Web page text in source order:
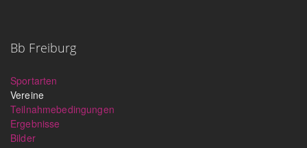
Bb Freiburg
Sportarten
Vereine
Teilnahmebedingungen
Ergebnisse
Bilder